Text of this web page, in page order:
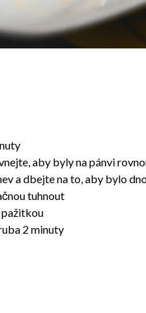
aby byly na pánvi
a dbejte na to, aby bylo
tuhnout
2 minuty